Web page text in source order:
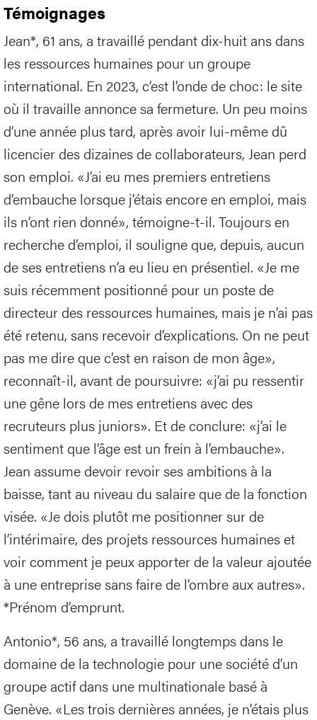
Témoignages
Jean*, 61 ans, a travaillé pendant dix-huit ans dans
les ressources humaines pour un groupe
international. En 2023, c’est l’onde de choc: le site
où il travaille annonce sa fermeture. Un peu moins
d’une année plus tard, après avoir lui-même dû
licencier des dizaines de collaborateurs, Jean perd
son emploi. «J’ai eu mes premiers entretiens
d’embauche lorsque j’étais encore en emploi, mais
ils n’ont rien donné», témoigne-t-il. Toujours en
recherche d’emploi, il souligne que, depuis, aucun
de ses entretiens n’a eu lieu en présentiel. «Je me
suis récemment positionné pour un poste de
directeur des ressources humaines, mais je n’ai pas
été retenu, sans recevoir d’explications. On ne peut
pas me dire que c’est en raison de mon âge»,
reconnaît-il, avant de poursuivre: «j’ai pu ressentir
une gêne lors de mes entretiens avec des
recruteurs plus juniors». Et de conclure: «j’ai le
sentiment que l’âge est un frein à l’embauche».
Jean assume devoir revoir ses ambitions à la
baisse, tant au niveau du salaire que de la fonction
visée. «Je dois plutôt me positionner sur de
l’intérimaire, des projets ressources humaines et
voir comment je peux apporter de la valeur ajoutée
à une entreprise sans faire de l’ombre aux autres».
*Prénom d’emprunt.
Antonio*, 56 ans, a travaillé longtemps dans le
domaine de la technologie pour une société d’un
groupe actif dans une multinationale basé à
Genève. «Les trois dernières années, je n’étais plus